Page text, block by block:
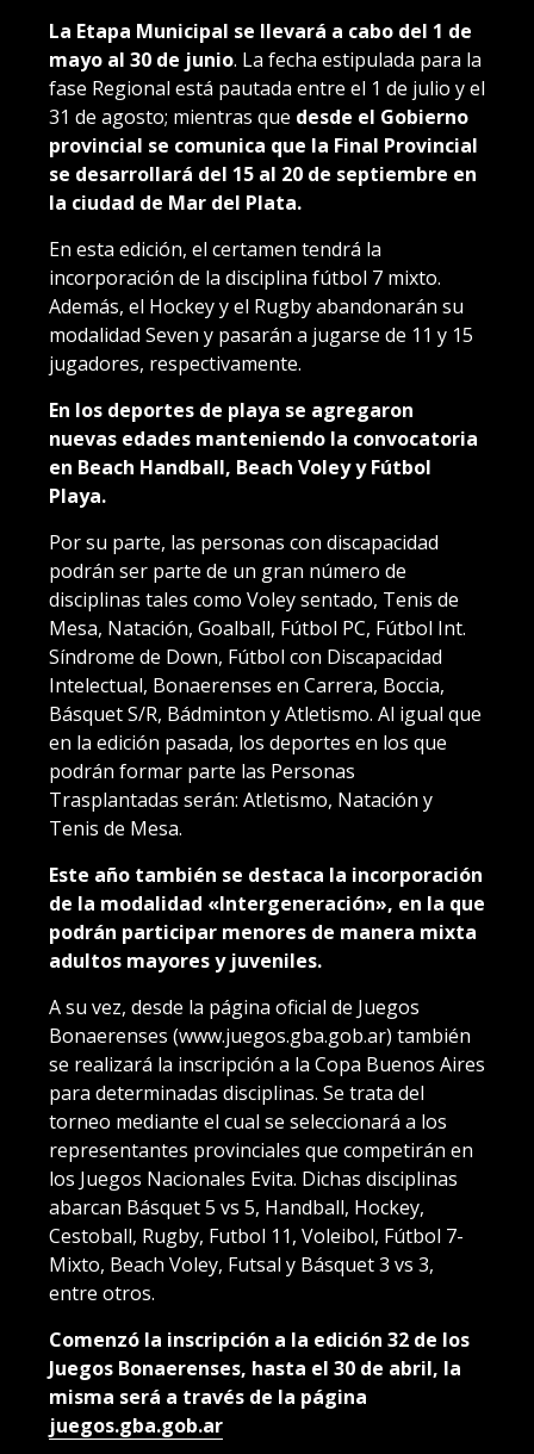
La Etapa Municipal se llevará a cabo del 1 de
mayo al 30 de junio. La fecha estipulada para la
fase Regional está pautada entre el 1 de julio y el
31 de agosto; mientras que desde el Gobierno
provincial se comunica que la Final Provincial
se desarrollará del 15 al 20 de septiembre en
la ciudad de Mar del Plata.
En esta edición, el certamen tendrá la
incorporación de la disciplina fútbol 7 mixto.
Además, el Hockey y el Rugby abandonarán su
modalidad Seven y pasarán a jugarse de 11 y 15
jugadores, respectivamente.
En los deportes de playa se agregaron
nuevas edades manteniendo la convocatoria
en Beach Handball, Beach Voley y Fútbol
Playa.
Por su parte, las personas con discapacidad
podrán ser parte de un gran número de
disciplinas tales como Voley sentado, Tenis de
Mesa, Natación, Goalball, Fútbol PC, Fútbol Int.
Síndrome de Down, Fútbol con Discapacidad
Intelectual, Bonaerenses en Carrera, Boccia,
Básquet S/R, Bádminton y Atletismo. Al igual que
en la edición pasada, los deportes en los que
podrán formar parte las Personas
Trasplantadas serán: Atletismo, Natación y
Tenis de Mesa.
Este año también se destaca la incorporación
de la modalidad «Intergeneración», en la que
podrán participar menores de manera mixta
adultos mayores y juveniles.
A su vez, desde la página oficial de Juegos
Bonaerenses (www.juegos.gba.gob.ar) también
se realizará la inscripción a la Copa Buenos Aires
para determinadas disciplinas. Se trata del
torneo mediante el cual se seleccionará a los
representantes provinciales que competirán en
los Juegos Nacionales Evita. Dichas disciplinas
abarcan Básquet 5 vs 5, Handball, Hockey,
Cestoball, Rugby, Futbol 11, Voleibol, Fútbol 7-
Mixto, Beach Voley, Futsal y Básquet 3 vs 3,
entre otros.
Comenzó la inscripción a la edición 32 de los
Juegos Bonaerenses, hasta el 30 de abril, la
misma será a través de la página
juegos.gba.gob.ar